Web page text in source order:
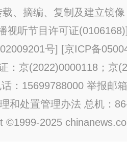
、摘编、复制及建立镜
视听节目许可证(0106168)
号] [京ICP备
：京(2022)0000118；京
：15699788000 举报邮
理和处置管理办法 总机：
©1999-2025